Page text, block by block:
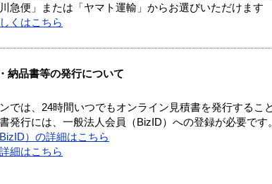
急便」または「ヤマト運輸」からお選びいただけます
くはこちら
納品書等の発行について
では、24時間いつでもオンライン見積書を発行するこ
発行には、一般法人会員（BizID）への登録が必要です。
）の詳細はこちら
細はこちら